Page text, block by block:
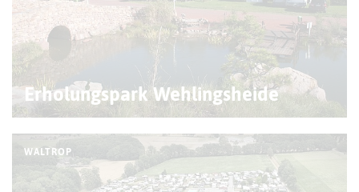
Erholungspark Wehlingsheide
WALTROP